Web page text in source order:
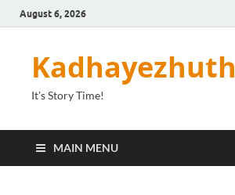
August 6, 2026
Kadhayezhuth
It's Story Time!
MAIN MENU